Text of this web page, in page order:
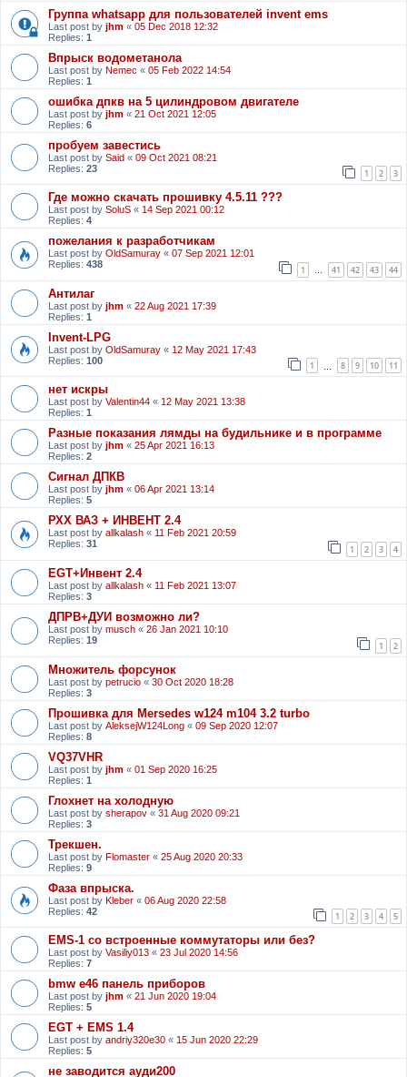
Группа whatsapp для пользователей invent ems
Last post by jhm « 05 Dec 2018 12:32
Replies: 1
Впрыск водометанола
Last post by Nemec « 05 Feb 2022 14:54
Replies: 1
ошибка дпкв на 5 цилиндровом двигателе
Last post by jhm « 21 Oct 2021 12:05
Replies: 6
пробуем завестись
Last post by Said « 09 Oct 2021 08:21
Replies: 23 1 2 3
Где можно скачать прошивку 4.5.11 ???
Last post by SoluS « 14 Sep 2021 00:12
Replies: 4
пожелания к разработчикам
Last post by OldSamuray « 07 Sep 2021 12:01
Replies: 438 1 … 41 42 43 44
Антилаг
Last post by jhm « 22 Aug 2021 17:39
Replies: 1
Invent-LPG
Last post by OldSamuray « 12 May 2021 17:43
Replies: 100 1 8 9 10 11
нет искры
Last post by Valentin44 « 12 May 2021 13:38
Replies: 1
Разные показания лямды на будильнике и в программе
Last post by jhm « 25 Apr 2021 16:13
Replies: 2
Сигнал ДПКВ
Last post by jhm « 06 Apr 2021 13:14
Replies: 5
РХХ ВАЗ + ИНВЕНТ 2.4
Last post by allkalash « 11 Feb 2021 20:59
Replies: 31 1 2 3 4
EGT+Инвент 2.4
Last post by allkalash « 11 Feb 2021 13:07
Replies: 3
ДПРВ+ДУИ возможно ли?
Last post by musch « 26 Jan 2021 10:10
Replies: 19 1 2
Множитель форсунок
Last post by petrucio « 30 Oct 2020 18:28
Replies: 3
Прошивка для Mersedes w124 m104 3.2 turbo
Last post by AleksejW124Long « 09 Sep 2020 12:07
Replies: 8
VQ37VHR
Last post by jhm « 01 Sep 2020 16:25
Replies: 1
Глохнет на холодную
Last post by sherapov « 31 Aug 2020 09:21
Replies: 3
Трекшен.
Last post by Flomaster « 25 Aug 2020 20:33
Replies: 9
Фаза впрыска.
Last post by Kleber « 06 Aug 2020 22:58
Replies: 42 1 2 3 4 5
EMS-1 со встроенные коммутаторы или без?
Last post by Vasiliy013 « 23 Jul 2020 14:56
Replies: 7
bmw e46 панель приборов
Last post by jhm « 21 Jun 2020 19:04
Replies: 5
EGT + EMS 1.4
Last post by andriy320e30 « 15 Jun 2020 22:29
Replies: 5
не заводится ауди200